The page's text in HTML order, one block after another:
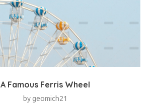
A Famous Ferris Wheel
bygeomich21